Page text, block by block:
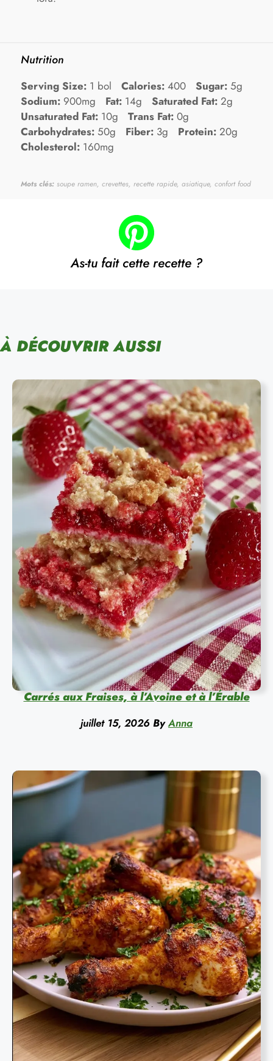
Nutrition
Serving Size: 1 bol Calories: 400 Sugar: 5g
Sodium: 900mg Fat: 14g Saturated Fat: 2g
Unsaturated Fat: 10g Trans Fat: 0g
Carbohydrates: 50g Fiber: 3g Protein: 20g
Cholesterol: 160mg
Mots clés: soupe ramen, crevettes, recette rapide, asiatique, confort food
As-tu fait cette recette ?
À DÉCOUVRIR AUSSI
Carrés aux Fraises, à l’Avoine et à l’Érable
juillet 15, 2026 By Anna